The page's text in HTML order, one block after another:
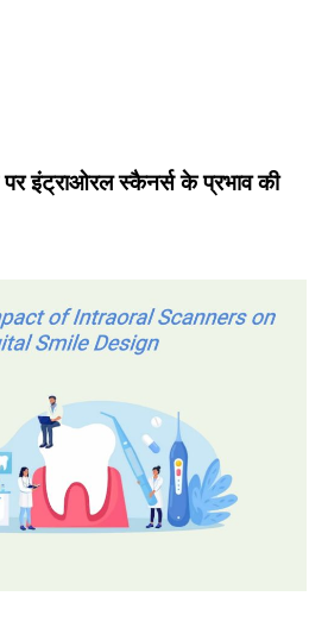
पर इंट्राओरल स्कैनर्स के प्रभाव की